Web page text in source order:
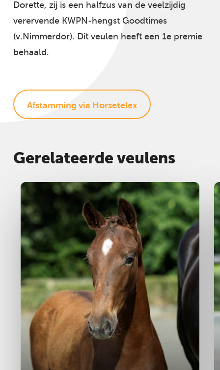
Afstamming via Horsetelex
Dorette, zij is een halfzus van de veelzijdig
verervende KWPN-hengst Goodtimes
(v.Nimmerdor). Dit veulen heeft een 1e premie
behaald.
Gerelateerde veulens
Hengst 2025